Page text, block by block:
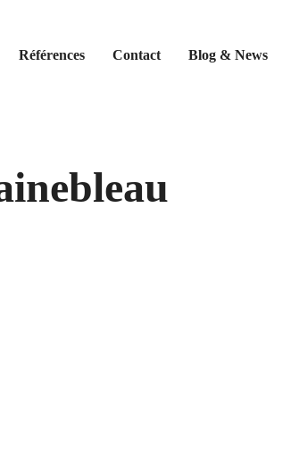
Références Contact Blog & News